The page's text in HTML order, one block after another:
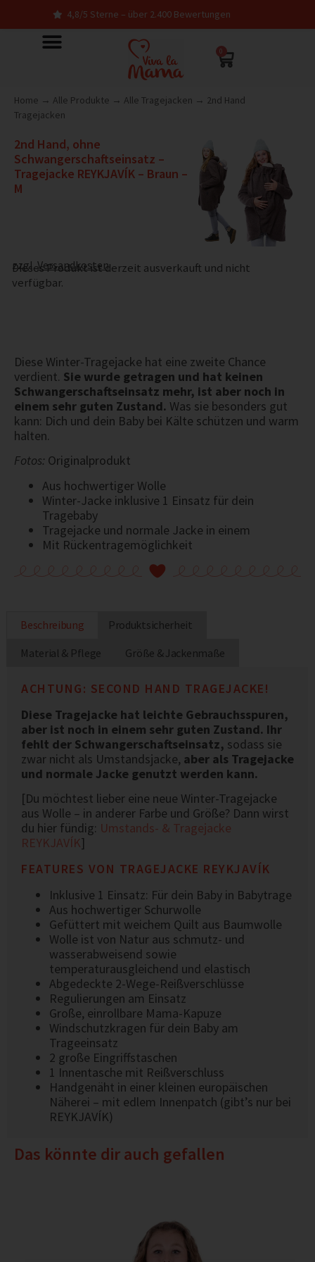
4,8/5 Sterne – über 2.400 Bewertungen
0
Home → Alle Produkte → Alle Tragejacken → 2nd Hand
Tragejacken
2nd Hand, ohne
Schwangerschaftseinsatz –
Tragejacke REYKJAVÍK – Braun –
M
zzgl.Versandkosten
Dieses Produkt ist derzeit ausverkauft und nicht
verfügbar.
Diese Winter-Tragejacke hat eine zweite Chance
verdient. Sie wurde getragen und hat keinen
Schwangerschaftseinsatz mehr, ist aber noch in
einem sehr guten Zustand. Was sie besonders gut
kann: Dich und dein Baby bei Kälte schützen und warm
halten.
Fotos: Originalprodukt
Aus hochwertiger Wolle
Winter-Jacke inklusive 1 Einsatz für dein
Tragebaby
Tragejacke und normale Jacke in einem
Mit Rückentragemöglichkeit
Beschreibung
Produktsicherheit
Material & Pflege
Größe & Jackenmaße
ACHTUNG: SECOND HAND TRAGEJACKE!
Diese Tragejacke hat leichte Gebrauchsspuren,
aber ist noch in einem sehr guten Zustand. Ihr
fehlt der Schwangerschaftseinsatz, sodass sie
zwar nicht als Umstandsjacke, aber als Tragejacke
und normale Jacke genutzt werden kann.
[Du möchtest lieber eine neue Winter-Tragejacke
aus Wolle – in anderer Farbe und Größe? Dann wirst
du hier fündig: Umstands- & Tragejacke
REYKJAVÍK]
FEATURES VON TRAGEJACKE REYKJAVÍK
Inklusive 1 Einsatz: Für dein Baby in Babytrage
Aus hochwertiger Schurwolle
Gefüttert mit weichem Quilt aus Baumwolle
Wolle ist von Natur aus schmutz- und
wasserabweisend sowie
temperaturausgleichend und elastisch
Abgedeckte 2-Wege-Reißverschlüsse
Regulierungen am Einsatz
Große, einrollbare Mama-Kapuze
Windschutzkragen für dein Baby am
Trageeinsatz
2 große Eingriffstaschen
1 Innentasche mit Reißverschluss
Handgenäht in einer kleinen europäischen
Näherei – mit edlem Innenpatch (gibt’s nur bei
REYKJAVÍK)
Das könnte dir auch gefallen